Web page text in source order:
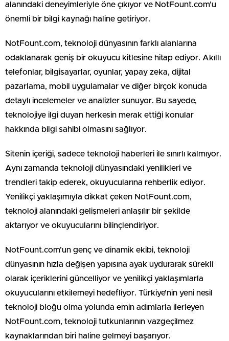
alanındaki deneyimleriyle öne çıkıyor ve NotFount.com’u
önemli bir bilgi kaynağı haline getiriyor.
NotFount.com, teknoloji dünyasının farklı alanlarına
odaklanarak geniş bir okuyucu kitlesine hitap ediyor. Akıllı
telefonlar, bilgisayarlar, oyunlar, yapay zeka, dijital
pazarlama, mobil uygulamalar ve diğer birçok konuda
detaylı incelemeler ve analizler sunuyor. Bu sayede,
teknolojiye ilgi duyan herkesin merak ettiği konular
hakkında bilgi sahibi olmasını sağlıyor.
Sitenin içeriği, sadece teknoloji haberleri ile sınırlı kalmıyor.
Aynı zamanda teknoloji dünyasındaki yenilikleri ve
trendleri takip ederek, okuyucularına rehberlik ediyor.
Yenilikçi yaklaşımıyla dikkat çeken NotFount.com,
teknoloji alanındaki gelişmeleri anlaşılır bir şekilde
aktarıyor ve okuyucularını bilinçlendiriyor.
NotFount.com’un genç ve dinamik ekibi, teknoloji
dünyasının hızla değişen yapısına ayak uydurarak sürekli
olarak içeriklerini güncelliyor ve yenilikçi yaklaşımlarla
okuyucularını etkilemeyi hedefliyor. Türkiye’nin yeni nesil
teknoloji bloğu olma yolunda emin adımlarla ilerleyen
NotFount.com, teknoloji tutkunlarının vazgeçilmez
kaynaklarından biri haline gelmeyi başarıyor.